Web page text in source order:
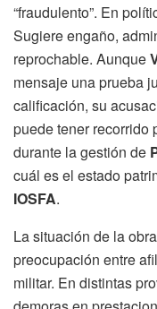
“fraudulento”. En
Sugiere engaño,
reprochable. Aunque
mensaje una prueba
calificación, su
puede tener recorrido
durante la gestión de
cuál es el estado
IOSFA.
La situación de la
preocupación entre
militar. En distintas